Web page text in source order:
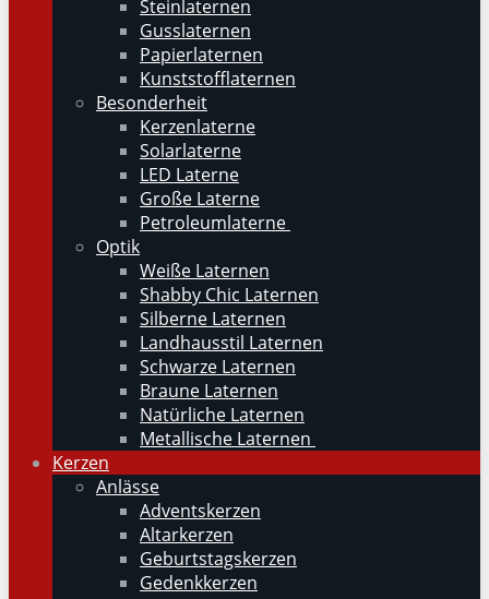
Steinlaternen
Gusslaternen
Papierlaternen
Kunststofflaternen
Besonderheit
Kerzenlaterne
Solarlaterne
LED Laterne
Große Laterne
Petroleumlaterne
Optik
Weiße Laternen
Shabby Chic Laternen
Silberne Laternen
Landhausstil Laternen
Schwarze Laternen
Braune Laternen
Natürliche Laternen
Metallische Laternen
Kerzen
Anlässe
Adventskerzen
Altarkerzen
Geburtstagskerzen
Gedenkkerzen